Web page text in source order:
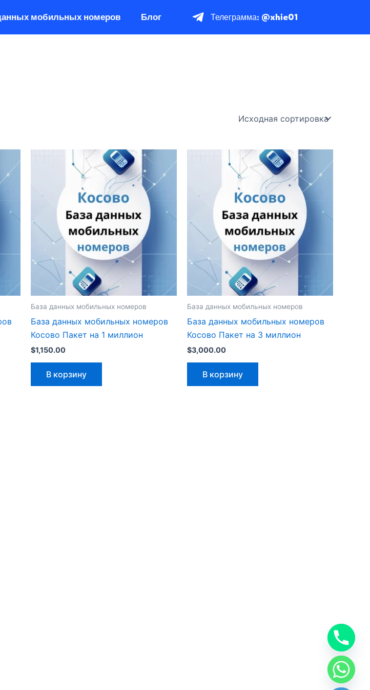
мобильных номеров Блог Телеграмма: @xhie01
База данных мобильных номеров
База данных мобильных номеров
Косово Пакет на 1 миллион
$1,150.00
В корзину
База данных мобильных номеров
База данных мобильных номеров
Косово Пакет на 3 миллион
$3,000.00
В корзину